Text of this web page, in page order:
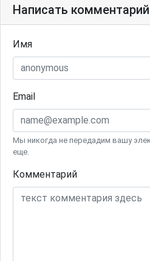
Написать
Имя
Email
Мы никогда не передадим вашу
еще.
Комментарий